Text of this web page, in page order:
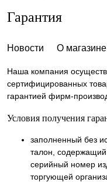
Гарантия
Новости О магазине
Наша компания
сертифицированных
гарантией фирм-
Условия получения
заполненный без
талон,
серийный номер
торгующей